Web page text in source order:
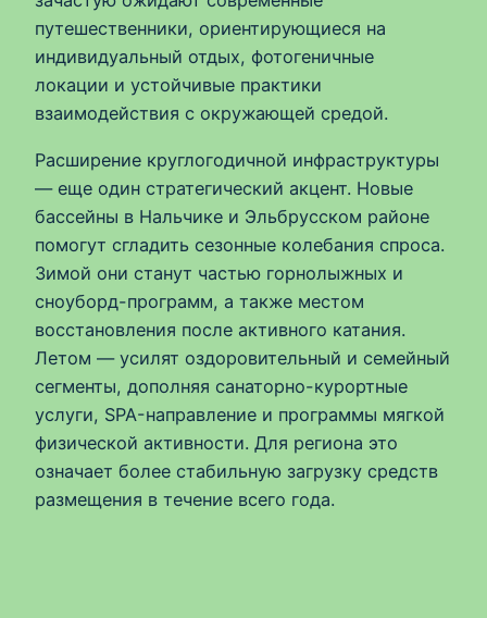
путешественники, ориентирующиеся на
индивидуальный отдых, фотогеничные
локации и устойчивые практики
взаимодействия с окружающей средой.
Расширение круглогодичной инфраструктуры
— еще один стратегический акцент. Новые
бассейны в Нальчике и Эльбрусском районе
помогут сгладить сезонные колебания спроса.
Зимой они станут частью горнолыжных и
сноуборд-программ, а также местом
восстановления после активного катания.
Летом — усилят оздоровительный и семейный
сегменты, дополняя санаторно-курортные
услуги, SPA-направление и программы мягкой
физической активности. Для региона это
означает более стабильную загрузку средств
размещения в течение всего года.